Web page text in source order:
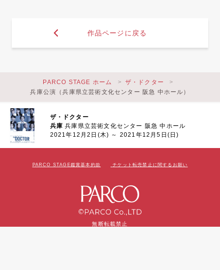
作品ページに戻る
ザ・ドクター
兵庫兵庫県立芸術文化センター 阪急 中ホール
2021年12月2日(木) ～ 2021年12月5日(日)
PARCO STAGE ホーム
ザ・ドクター
兵庫公演（兵庫県立芸術文化センター 阪急 中ホール）
PARCO STAGE鑑賞基本約款 チケット転売禁止に関するお願い
無断転載禁止